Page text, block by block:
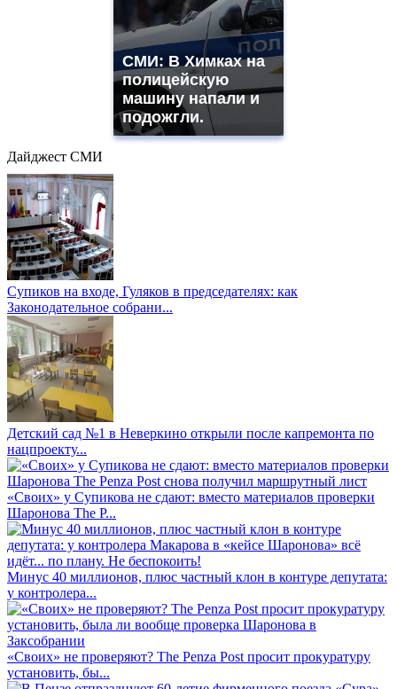
СМИ: В Химках на
полицейскую
машину напали и
подожгли.
Дайджест СМИ
Супиков на входе, Гуляков в председателях: как
Законодательное собрани...
Детский сад №1 в Неверкино открыли после капремонта по
нацпроекту...
«Своих» у Супикова не сдают: вместо материалов проверки
Шаронова The P...
Минус 40 миллионов, плюс частный клон в контуре депутата:
у контролера...
«Своих» не проверяют? The Penza Post просит прокуратуру
установить, бы...